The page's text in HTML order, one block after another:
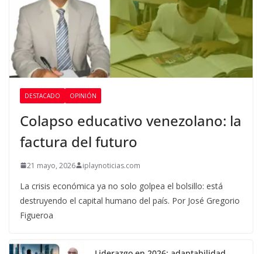
DESTACADO OPINIÓN
Colapso educativo venezolano: la
factura del futuro
21 mayo, 2026 iplaynoticias.com
La crisis económica ya no solo golpea el bolsillo: está
destruyendo el capital humano del país. Por José Gregorio
Figueroa